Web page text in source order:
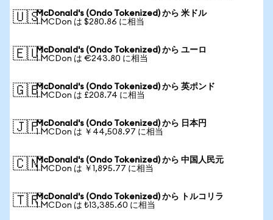
🇺🇸McDonald's (Ondo Tokenized) から 米ドル
1 MCDon は $280.86 に相当
🇪🇺McDonald's (Ondo Tokenized) から ユーロ
1 MCDon は €243.80 に相当
🇬🇧McDonald's (Ondo Tokenized) から 英ポンド
1 MCDon は £208.74 に相当
🇯🇵McDonald's (Ondo Tokenized) から 日本円
1 MCDon は ￥44,508.97 に相当
🇨🇳McDonald's (Ondo Tokenized) から 中国人民元
1 MCDon は ￥1,895.77 に相当
🇹🇷McDonald's (Ondo Tokenized) から トルコリラ
1 MCDon は ₺13,385.60 に相当